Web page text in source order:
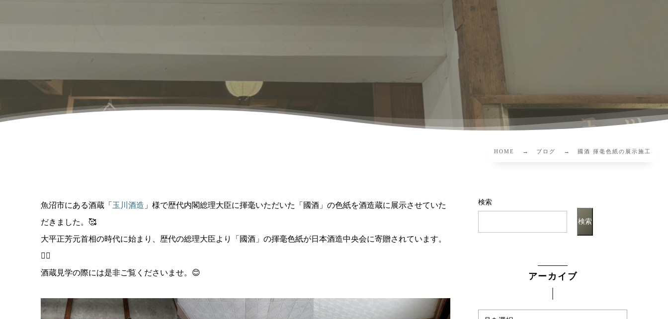
HOME ブログ 國酒 揮毫色紙の展示施工
魚沼市にある酒蔵「 玉川酒造 」様で歴代内閣総理大臣に揮毫いただいた「國酒」の色紙を酒造蔵に展示させていた
だきました。🥰⁡
大平正芳元首相の時代に始まり、歴代の総理大臣より「國酒」の揮毫色紙が日本酒造中央会に寄贈されています。
💁‍♀️
酒蔵見学の際には是非ご覧くださいませ。😊
検索
検索
アーカイブ